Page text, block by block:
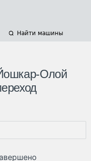
Найти машины
Олой